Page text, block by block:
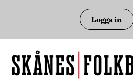
Logga in